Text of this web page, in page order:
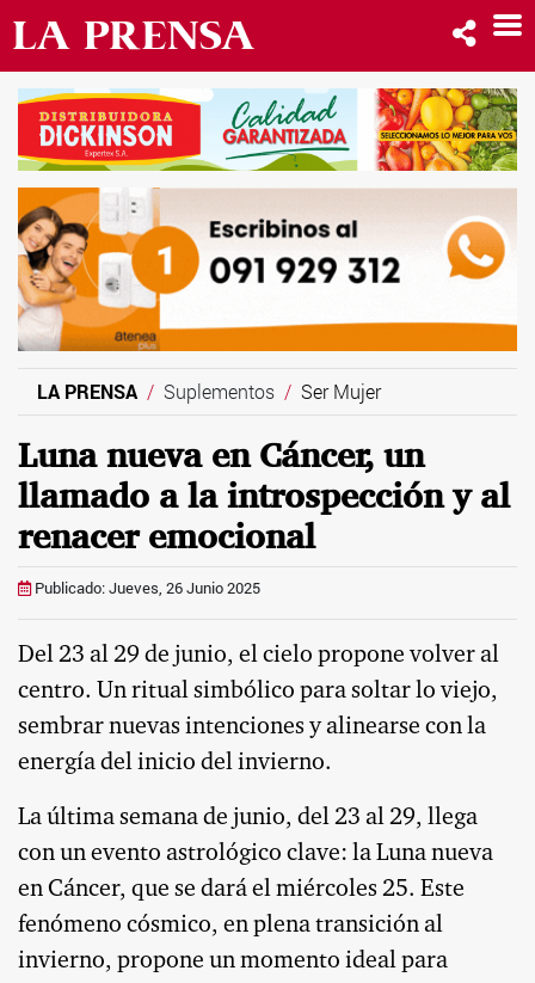
LA PRENSA Suplementos Ser Mujer
Luna nueva en Cáncer, un
llamado a la introspección y al
renacer emocional
Publicado: Jueves, 26 Junio 2025
Del 23 al 29 de junio, el cielo propone volver al
centro. Un ritual simbólico para soltar lo viejo,
sembrar nuevas intenciones y alinearse con la
energía del inicio del invierno.
La última semana de junio, del 23 al 29, llega
con un evento astrológico clave: la Luna nueva
en Cáncer, que se dará el miércoles 25. Este
fenómeno cósmico, en plena transición al
invierno, propone un momento ideal para